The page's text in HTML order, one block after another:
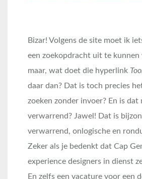
Bizar! Volgens de site moet ik
een zoekopdracht uit te kunnen
maar, wat doet die hyperlink
daar dan? Dat is toch precies
zoeken zonder invoer? En is
verwarrend? Jawel! Dat is
verwarrend, onlogische en
Zeker als je bedenkt dat Cap
experience designers in dienst
En zelfs een vacature voor een